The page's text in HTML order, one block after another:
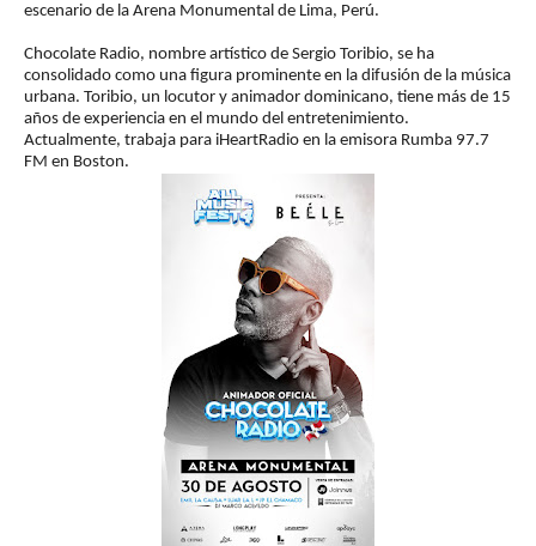
escenario de la Arena Monumental de Lima, Perú.
Chocolate Radio, nombre artístico de Sergio Toribio, se ha
consolidado como una figura prominente en la difusión de la música
urbana. Toribio, un locutor y animador dominicano, tiene más de 15
años de experiencia en el mundo del entretenimiento.
Actualmente, trabaja para iHeartRadio en la emisora Rumba 97.7
FM en Boston.